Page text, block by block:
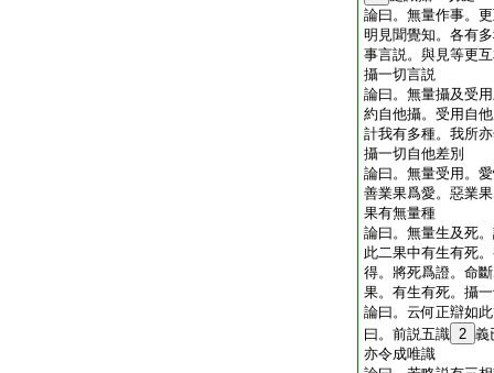
論曰。無量作事。
明見聞覺知。各有
事言説。與見等更
攝一切言説
論曰。無量攝及受
約自他攝。受用自
計我有多種。我所
攝一切自他差別
論曰。無量受用。
善業果爲愛。惡業
果有無量種
論曰。無量生及死
此二果中有生有死
得。將死爲證。命
果。有生有死。攝
論曰。云何正辯如
曰。前説五識 2 義
亦令成唯識